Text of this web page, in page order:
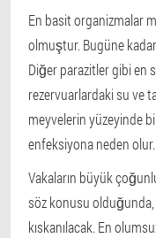
En basit organizmalar
olmuştur. Bugüne
Diğer parazitler gibi en
rezervuarlardaki su ve
meyvelerin yüzeyinde
enfeksiyona neden olur.
Vakaların büyük
söz konusu olduğunda,
kıskanılacak. En